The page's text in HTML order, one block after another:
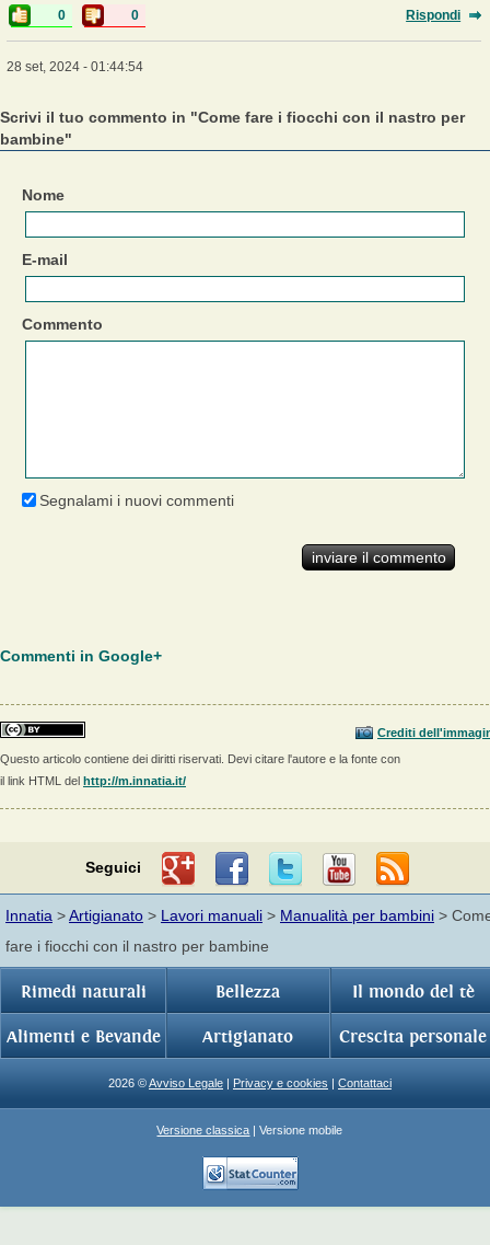
0 0 Rispondi
28 set, 2024 - 01:44:54
Scrivi il tuo commento in "Come fare i fiocchi con il nastro per
bambine"
Nome
E-mail
Commento
Segnalami i nuovi commenti
Commenti in Google+
Crediti
Questo articolo contiene dei diritti riservati. Devi citare l'autore e la fonte con
il link HTML del http://m.innatia.it/
Seguici
Innatia >Artigianato > Lavori manuali > Manualità per bambini >
fare i fiocchi con il nastro per bambine
Rimedi naturali Bellezza Il mondo del tè
Alimenti e Bevande Artigianato Crescita personale
2026 ©Avviso Legale | Privacy e cookies | Contattaci
Versione classica | Versione mobile